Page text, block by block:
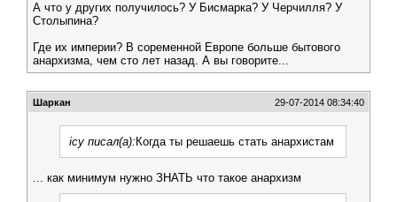
А что у других получилось? У Бисмарка? У Черчилля? У
Столыпина?
Где их империи? В соременной Европе больше бытового
анархизма, чем сто лет назад. А вы говорите...
Шаркан 29-07-2014 08:34:40
icy писал(а): Когда ты решаешь стать анархистам
... как минимум нужно ЗНАТЬ что такое анархизм